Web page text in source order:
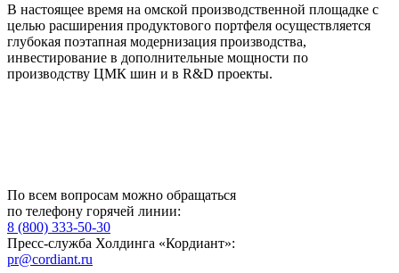
В настоящее время на омской производственной площадке с
целью расширения продуктового портфеля осуществляется
глубокая поэтапная модернизация производства,
инвестирование в дополнительные мощности по
производству ЦМК шин и в R&D проекты.
По всем вопросам можно обращаться
по телефону горячей линии:
8 (800) 333-50-30
Пресс-служба Холдинга «Кордиант»:
pr@cordiant.ru